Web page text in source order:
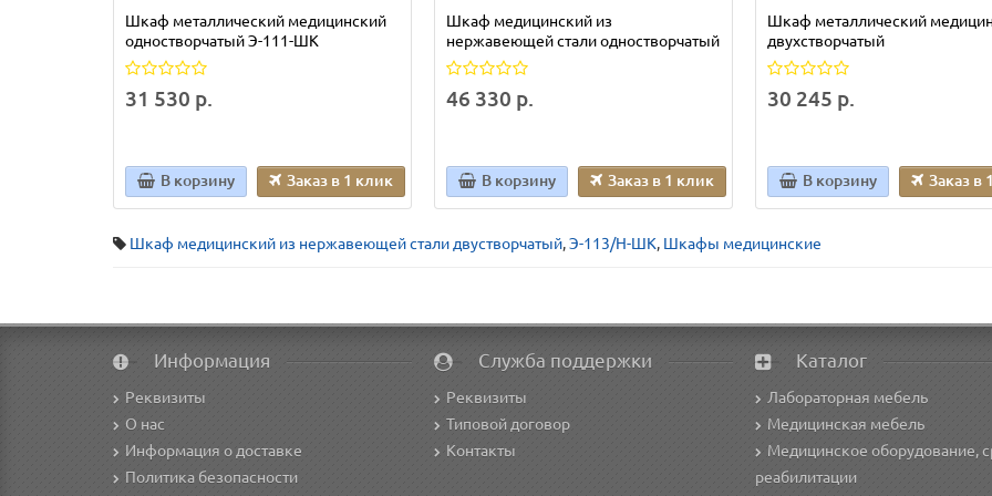
Шкаф металлический медицинский
одностворчатый Э-111-ШК
31 530 р.
В корзину Заказ в 1 клик
Шкаф медицинский из
нержавеющей стали одностворчатый
46 330 р.
В корзину Заказ в 1 клик
Шкаф металлический
двухстворчатый
30 245 р.
В корзину Заказ в
Шкаф медицинский из нержавеющей стали двустворчатый,Э-113/Н-ШК, Шкафы медицинские
Информация
Реквизиты
О нас
Информация о доставке
Политика безопасности
Служба поддержки
Реквизиты
Типовой договор
Контакты
Каталог
Лабораторная мебель
Медицинская мебель
Медицинское оборудование,
реабилитации